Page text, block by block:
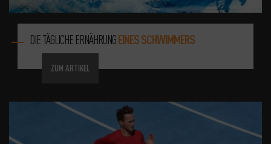
DIE TÄGLICHE ERNÄHRUNGEINES SCHWIMMERS
ZUM ARTIKEL